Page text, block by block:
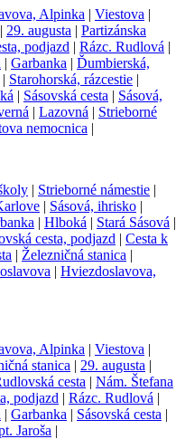
Alpinka | Viestova |
| 29. augusta | Partizánska
podjazd | Rázc. Rudlová |
| Garbanka | Ďumbierská,
| Starohorská, rázcestie |
| Sásovská cesta | Sásová,
| Lazovná | Strieborné
nemocnica |
| Strieborné námestie |
| Sásová, ihrisko |
| Hlboká | Stará Sásová |
cesta, podjazd | Cesta k
| Železničná stanica |
| Hviezdoslavova,
Alpinka | Viestova |
stanica | 29. augusta |
cesta | Nám. Štefana
podjazd | Rázc. Rudlová |
| Garbanka | Sásovská cesta |
Jaroša |